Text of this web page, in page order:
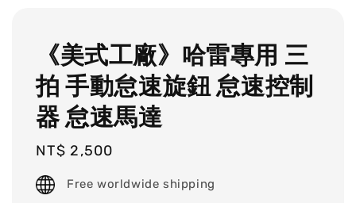
《美式工廠》哈雷專用 三
拍 手動怠速旋鈕 怠速控制
器 怠速馬達
Regular
price
NT$ 2,500
Free worldwide shipping